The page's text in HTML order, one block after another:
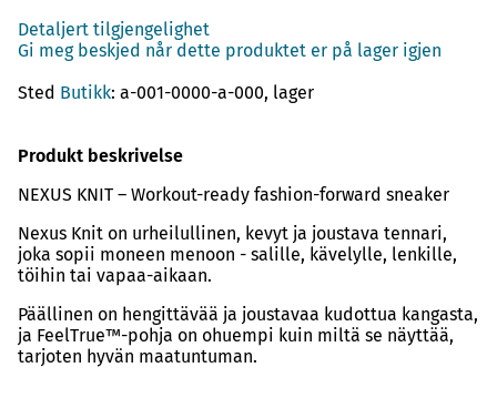
Detaljert tilgjengelighet
Gi meg beskjed når dette produktet er på lager igjen
Sted Butikk: a-001-0000-a-000, lager
Produkt beskrivelse
NEXUS KNIT – Workout-ready fashion-forward sneaker
Nexus Knit on urheilullinen, kevyt ja joustava tennari,
joka sopii moneen menoon - salille, kävelylle, lenkille,
töihin tai vapaa-aikaan.
Päällinen on hengittävää ja joustavaa kudottua kangasta,
ja FeelTrue™-pohja on ohuempi kuin miltä se näyttää,
tarjoten hyvän maatuntuman.